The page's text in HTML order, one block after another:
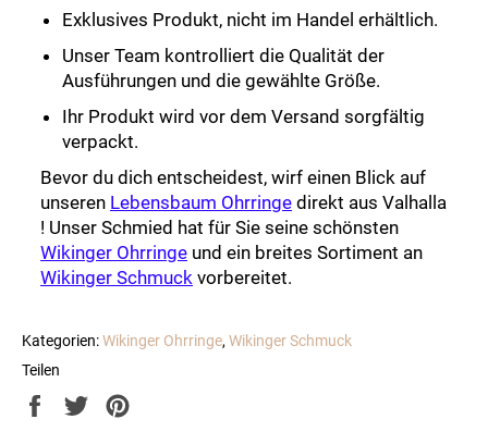
Exklusives Produkt, nicht im Handel erhältlich.
Unser Team kontrolliert die Qualität der
Ausführungen und die gewählte Größe.
Ihr Produkt wird vor dem Versand sorgfältig
verpackt.
Bevor du dich entscheidest, wirf einen Blick auf
unseren Lebensbaum Ohrringe direkt aus Valhalla
! Unser Schmied hat für Sie seine schönsten
Wikinger Ohrringe und ein breites Sortiment an
Wikinger Schmuck vorbereitet.
Kategorien:Wikinger Ohrringe,Wikinger Schmuck
Teilen
Auf
Auf